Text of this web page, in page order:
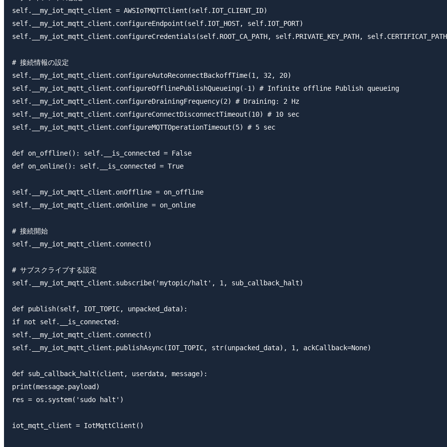
self.__my_iot_mqtt_client = AWSIoTMQTTClient(self.IOT_CLIENT_ID)
self.__my_iot_mqtt_client.configureEndpoint(self.IOT_HOST, self.IOT_PORT)
self.__my_iot_mqtt_client.configureCredentials(self.ROOT_CA_PATH, self.PRIVATE_KEY_PATH,
# 接続情報の設定
self.__my_iot_mqtt_client.configureAutoReconnectBackoffTime(1, 32, 20)
self.__my_iot_mqtt_client.configureOfflinePublishQueueing(-1) # Infinite offline Publish queueing
self.__my_iot_mqtt_client.configureDrainingFrequency(2) # Draining: 2 Hz
self.__my_iot_mqtt_client.configureConnectDisconnectTimeout(10) # 10 sec
self.__my_iot_mqtt_client.configureMQTTOperationTimeout(5) # 5 sec
def on_offline(): self.__is_connected = False
def on_online(): self.__is_connected = True
self.__my_iot_mqtt_client.onOffline = on_offline
self.__my_iot_mqtt_client.onOnline = on_online
# 接続開始
self.__my_iot_mqtt_client.connect()
# サブスクライブする設定
self.__my_iot_mqtt_client.subscribe('mytopic/halt', 1, sub_callback_halt)
def publish(self, IOT_TOPIC, unpacked_data):
if not self.__is_connected:
self.__my_iot_mqtt_client.connect()
self.__my_iot_mqtt_client.publishAsync(IOT_TOPIC, str(unpacked_data), 1, ackCallback=None)
def sub_callback_halt(client, userdata, message):
print(message.payload)
res = os.system('sudo halt')
iot_mqtt_client = IotMqttClient()